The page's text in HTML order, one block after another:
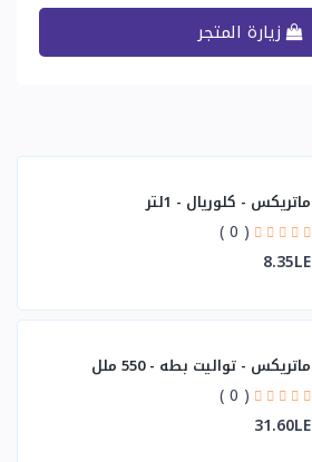
زيارة المتجر
ماتريكس - كلوريال - 1لتر
( 0 )
8.35LE
ماتريكس - تواليت بطه - 550 ملل
( 0 )
31.60LE